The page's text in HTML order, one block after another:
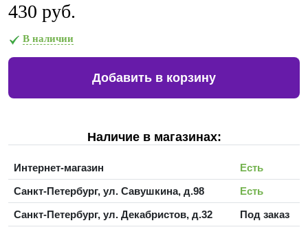
430 руб.
В наличии
Добавить в корзину
Наличие в магазинах:
Интернет-магазин
Есть
Санкт-Петербург, ул. Савушкина, д.98
Есть
Санкт-Петербург, ул. Декабристов, д.32
Под заказ